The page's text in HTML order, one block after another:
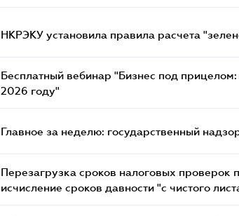
НКРЭКУ установила правила расчета
Бесплатный вебинар "Бизнес под
2026 году"
Главное за неделю: государственный
Перезагрузка сроков налоговых проверок
исчисление сроков давности "с чистого